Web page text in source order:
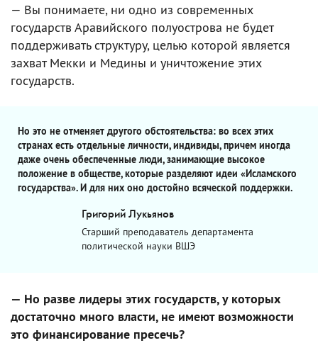
— Вы понимаете, ни одно из современных
государств Аравийского полуострова не будет
поддерживать структуру, целью которой является
захват Мекки и Медины и уничтожение этих
государств.
Но это не отменяет другого обстоятельства: во всех этих
странах есть отдельные личности, индивиды, причем иногда
даже очень обеспеченные люди, занимающие высокое
положение в обществе, которые разделяют идеи «Исламского
государства». И для них оно достойно всяческой поддержки.
Григорий Лукьянов
Старший преподаватель департамента
политической науки ВШЭ
— Но разве лидеры этих государств, у которых
достаточно много власти, не имеют возможности
это финансирование пресечь?